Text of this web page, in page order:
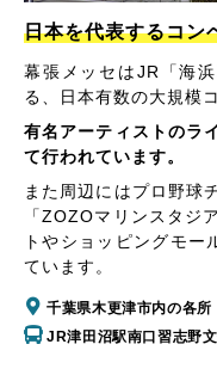
日本を代表するコン
幕張メッセはJR「海
る、日本有数の大規模
有名アーティストのラ
て行われています。
また周辺にはプロ野球
「ZOZOマリンスタジ
トやショッピングモー
ています。
千葉県木更津市内の各所
JR津田沼駅南口習志野